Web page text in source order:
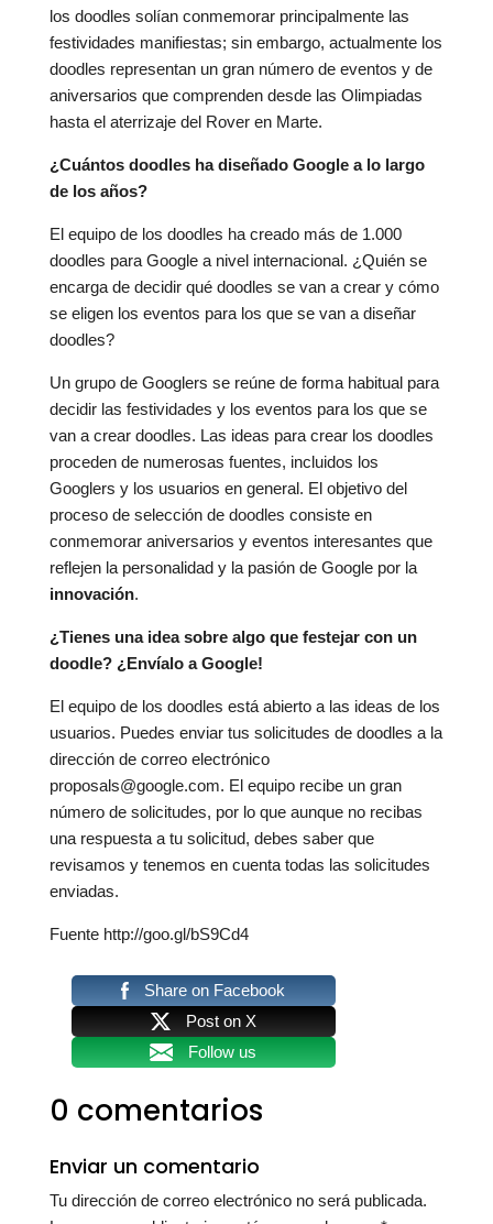
los doodles solían conmemorar principalmente las
festividades manifiestas; sin embargo, actualmente los
doodles representan un gran número de eventos y de
aniversarios que comprenden desde las Olimpiadas
hasta el aterrizaje del Rover en Marte.
¿Cuántos doodles ha diseñado Google a lo largo
de los años?
El equipo de los doodles ha creado más de 1.000
doodles para Google a nivel internacional. ¿Quién se
encarga de decidir qué doodles se van a crear y cómo
se eligen los eventos para los que se van a diseñar
doodles?
Un grupo de Googlers se reúne de forma habitual para
decidir las festividades y los eventos para los que se
van a crear doodles. Las ideas para crear los doodles
proceden de numerosas fuentes, incluidos los
Googlers y los usuarios en general. El objetivo del
proceso de selección de doodles consiste en
conmemorar aniversarios y eventos interesantes que
reflejen la personalidad y la pasión de Google por la
innovación.
¿Tienes una idea sobre algo que festejar con un
doodle? ¿Envíalo a Google!
El equipo de los doodles está abierto a las ideas de los
usuarios. Puedes enviar tus solicitudes de doodles a la
dirección de correo electrónico
proposals@google.com. El equipo recibe un gran
número de solicitudes, por lo que aunque no recibas
una respuesta a tu solicitud, debes saber que
revisamos y tenemos en cuenta todas las solicitudes
enviadas.
Fuente http://goo.gl/bS9Cd4
Share on Facebook
Post on X
Follow us
0 comentarios
Enviar un comentario
Tu dirección de correo electrónico no será publicada.